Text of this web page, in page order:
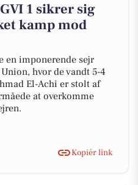
1 sikrer sig
kamp mod
en imponerende sejr
hvor de vandt 5-4
El-Achi er stolt af
at overkomme
Kopiér link